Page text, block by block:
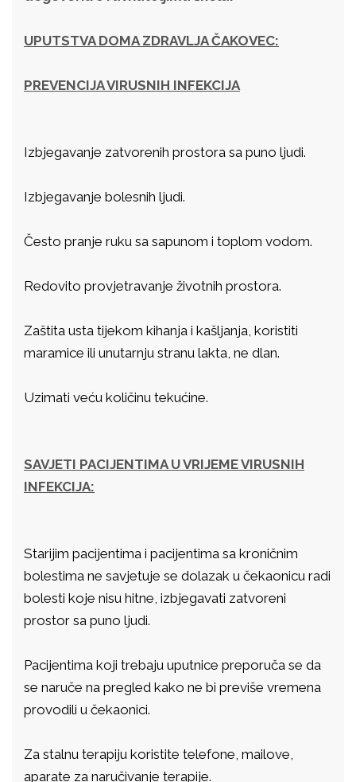
UPUTSTVA DOMA ZDRAVLJA ČAKOVEC:
PREVENCIJA VIRUSNIH INFEKCIJA
Izbjegavanje zatvorenih prostora sa puno ljudi.
Izbjegavanje bolesnih ljudi.
Često pranje ruku sa sapunom i toplom vodom.
Redovito provjetravanje životnih prostora.
Zaštita usta tijekom kihanja i kašljanja, koristiti
maramice ili unutarnju stranu lakta, ne dlan.
Uzimati veću količinu tekućine.
SAVJETI PACIJENTIMA U VRIJEME VIRUSNIH
INFEKCIJA:
Starijim pacijentima i pacijentima sa kroničnim
bolestima ne savjetuje se dolazak u čekaonicu radi
bolesti koje nisu hitne, izbjegavati zatvoreni
prostor sa puno ljudi.
Pacijentima koji trebaju uputnice preporuča se da
se naruče na pregled kako ne bi previše vremena
provodili u čekaonici.
Za stalnu terapiju koristite telefone, mailove,
aparate za naručivanje terapije.